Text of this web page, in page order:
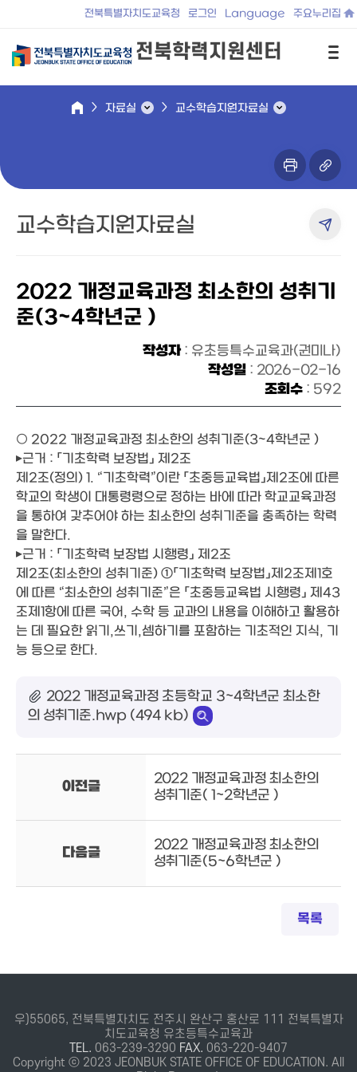
전북특별자치도교육청 로그인 Language 주요누리집
전북학력지원센터
자료실 교수학습지원자료실
교수학습지원자료실
2022 개정교육과정 최소한의 성취기
준(3~4학년군 )
작성자: 유초등특수교육과(권미나)
작성일 : 2026-02-16
조회수 : 592
○ 2022 개정교육과정 최소한의 성취기준(3~4학년군 )
▸근거 : 「기초학력 보장법」 제2조
제2조(정의) 1. “기초학력”이란 「초중등교육법」제2조에 따른
학교의 학생이 대통령령으로 정하는 바에 따라 학교교육과정
을 통하여 갖추어야 하는 최소한의 성취기준을 충족하는 학력
을 말한다.
▸근거 : 「기초학력 보장법 시행령」 제2조
제2조(최소한의 성취기준) ①「기초학력 보장법」제2조제1호
에 따른 “최소한의 성취기준”은 「초중등교육법 시행령」 제43
조제1항에 따른 국어, 수학 등 교과의 내용을 이해하고 활용하
는 데 필요한 읽기,쓰기,셈하기를 포함하는 기초적인 지식, 기
능 등으로 한다.
2022 개정교육과정 초등학교 3~4학년군 최소한
의 성취기준.hwp (494 kb)
이전글
2022 개정교육과정 최소한의
성취기준( 1~2학년군 )
다음글
2022 개정교육과정 최소한의
성취기준(5~6학년군 )
목록
우)55065, 전북특별자치도 전주시 완산구 홍산로 111 전북특별자
치도교육청 유초등특수교육과
TEL. 063-239-3290 FAX. 063-220-9407
Copyright ⓒ 2023 JEONBUK STATE OFFICE OF EDUCATION. All